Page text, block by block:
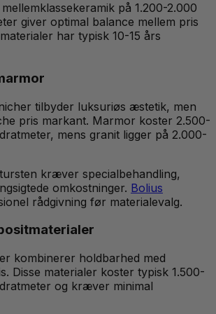
på 1.200-2.000
giver optimal balance mellem pris
har typisk 10-15 års
tilbyder luksuriøs æstetik, men
pris markant. Marmor koster 2.500-
mens granit ligger på 2.000-
kræver specialbehandling,
omkostninger. Bolius
rådgivning før materialevalg.
kombinerer holdbarhed med
Disse materialer koster typisk 1.500-
og kræver minimal